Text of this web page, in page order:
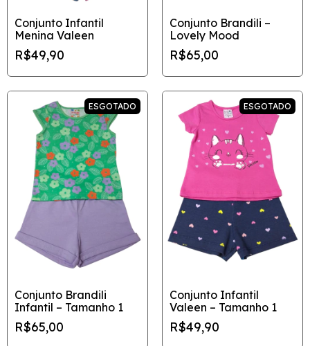
Conjunto Infantil
Menina Valeen
R$49,90
Conjunto Brandili –
Lovely Mood
R$65,00
ESGOTADO
Conjunto Brandili
Infantil – Tamanho 1
R$65,00
ESGOTADO
Conjunto Infantil
Valeen – Tamanho 1
R$49,90